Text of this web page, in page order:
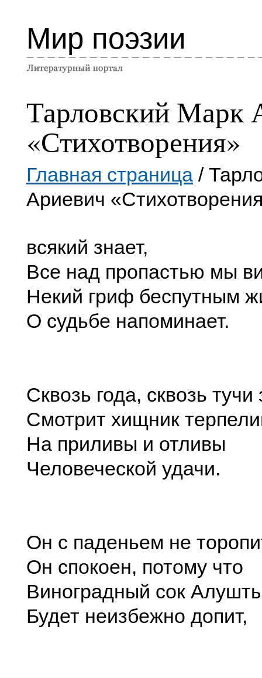
Мир поэзии
Тарловский Марк
«Стихотворения»
Главная страница /
Ариевич
всякий знает,
Все над пропастью мы
Некий гриф беспутным
О судьбе напоминает.
Сквозь года, сквозь тучи
Смотрит хищник
На приливы и отливы
Человеческой удачи.
Он с паденьем не
Он спокоен, потому что
Виноградный сок
Будет неизбежно допит,